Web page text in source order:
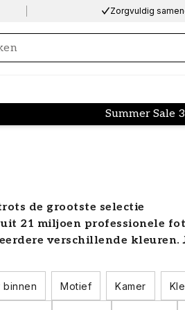
Zorgvuldig
Summer Sale
de grootste selectie
21 miljoen professionele
verschillende kleuren.
Blader door onze
te ontdekken die het
binnen Motief Kamer